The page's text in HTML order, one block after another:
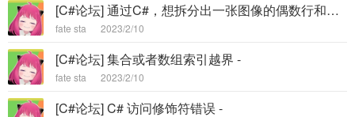
[C#论坛] 通过C#，想拆分出一张图像的偶数行和奇数行，然后偶数行拼成一张图，奇数行拼成一张图 -
fate sta 2023/2/10
[C#论坛] 集合或者数组索引越界 -
fate sta 2023/2/10
[C#论坛] C# 访问修饰符错误 -